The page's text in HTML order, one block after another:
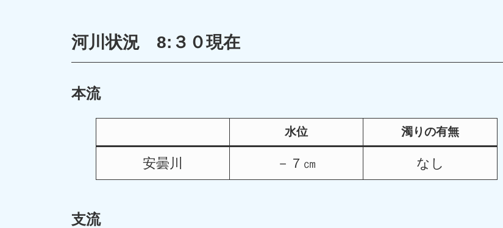
河川状況 8:３０現在
本流
水位 濁りの有無
安曇川 －７㎝ なし
支流